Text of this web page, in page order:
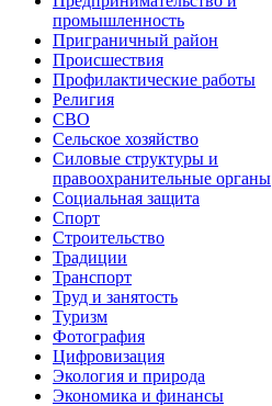
промышленность
Приграничный район
Происшествия
Профилактические работы
Религия
СВО
Сельское хозяйство
Силовые структуры и
правоохранительные органы
Социальная защита
Спорт
Строительство
Традиции
Транспорт
Труд и занятость
Туризм
Фотография
Цифровизация
Экология и природа
Экономика и финансы